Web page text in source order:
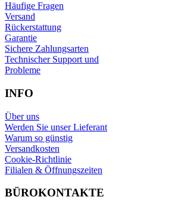
Häufige Fragen
Versand
Rückerstattung
Garantie
Sichere Zahlungsarten
Technischer Support und
Probleme
INFO
Über uns
Werden Sie unser Lieferant
Warum so günstig
Versandkosten
Cookie-Richtlinie
Filialen & Öffnungszeiten
BÜROKONTAKTE